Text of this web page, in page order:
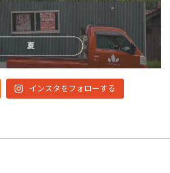
インスタをフォローする